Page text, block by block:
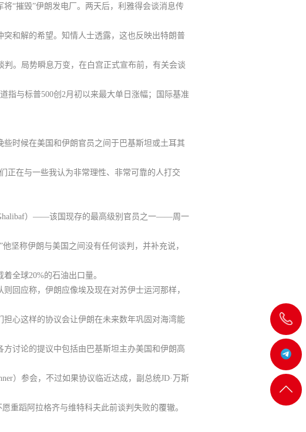
飞
机
客服
返回
“摧毁”伊朗发电厂。两天后，利雅得会谈消息传
和解的希望。知情人士透露， 这也反映出特朗普
判。局势瞬息万变，在白宫正式宣布前，有关会谈
指与标普500创2月初以来最大单日涨幅；国际基准
些时候在美国和伊朗官员之间于巴基斯坦或土耳其
正在与一些我认为非常理性、非常可靠的人打交
Ghalibaf）——该国现存的最高级别官员之一——周一
坚称伊朗与美国之间没有任何谈判，并补充说，
全球20%的石油出口量。
回应称， 伊朗应像埃及现在对苏伊士运河那样，
心这样的协议会让伊朗在未来数年巩固对海湾能
方讨论的提议中包括由巴基斯坦主办美国和伊朗高
）参会，不过如果协议临近达成，副总统JD·万斯
重蹈阿拉格齐与维特科夫此前谈判失败的覆辙。